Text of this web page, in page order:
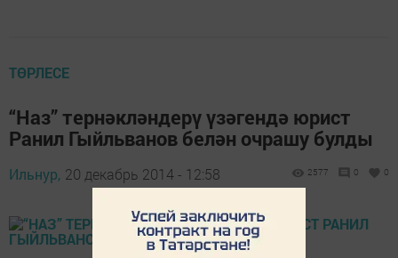
ТӨРЛЕСЕ
“Наз” тернәкләндерү үзәгендә юрист
Ранил Гыйльванов белән очрашу булды
Ильнур, 20 декабрь 2014 - 12:58 2577 0 0